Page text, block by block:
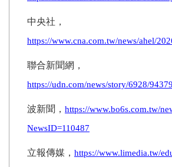
中央社，
https://www.cna.com.tw/news/ahel/
聯合新聞網，
https://udn.com/news/story/6928/
波新聞， https://www.bo6s.com.tw/
NewsID=110487
立報傳媒， https://www.limedia.tw/